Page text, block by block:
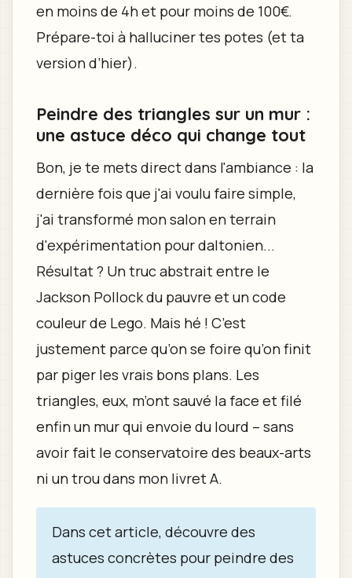
en moins de 4h et pour moins de 100€.
Prépare-toi à halluciner tes potes (et ta
version d’hier).
Peindre des triangles sur un mur :
une astuce déco qui change tout
Bon, je te mets direct dans l'ambiance : la
dernière fois que j'ai voulu faire simple,
j'ai transformé mon salon en terrain
d'expérimentation pour daltonien...
Résultat ? Un truc abstrait entre le
Jackson Pollock du pauvre et un code
couleur de Lego. Mais hé ! C’est
justement parce qu’on se foire qu’on finit
par piger les vrais bons plans. Les
triangles, eux, m’ont sauvé la face et filé
enfin un mur qui envoie du lourd – sans
avoir fait le conservatoire des beaux-arts
ni un trou dans mon livret A.
Dans cet article, découvre des
astuces concrètes pour peindre des